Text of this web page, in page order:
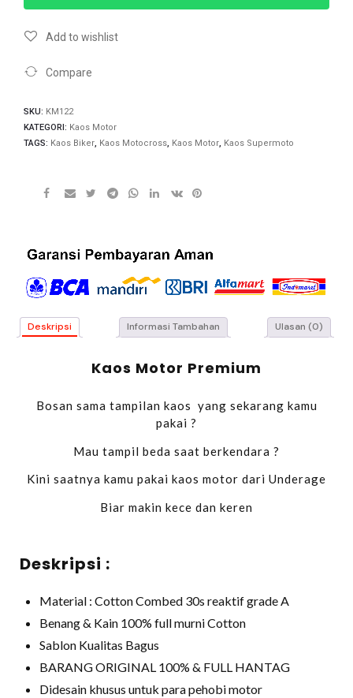
Add to wishlist
Compare
SKU: KM122
KATEGORI: Kaos Motor
TAGS: Kaos Biker Kaos Motocross Kaos Motor Kaos Supermoto
Deskripsi Informasi Tambahan Ulasan (0)
Kaos Motor Premium
Bosan sama tampilan kaos yang sekarang kamu
pakai ?
Mau tampil beda saat berkendara ?
Kini saatnya kamu pakai kaos motor dari Underage
Biar makin kece dan keren
Deskripsi :
Material : Cotton Combed 30s reaktif grade A
Benang & Kain 100% full murni Cotton
Sablon Kualitas Bagus
BARANG ORIGINAL 100% & FULL HANTAG
Didesain khusus untuk para pehobi motor